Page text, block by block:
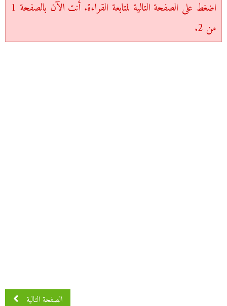
اضغط على الصفحة التالية لمتابعة القراءة. أنت الآن بالصفحة 1
من 2.
الصفحة التالية